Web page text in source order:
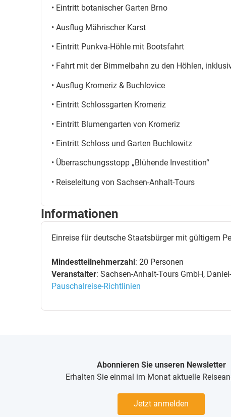
• Eintritt botanischer Garten Brno
• Ausflug Mährischer Karst
• Eintritt Punkva-Höhle mit Bootsfahrt
• Fahrt mit der Bimmelbahn zu den Höhlen,
• Ausflug Kromeriz & Buchlovice
• Eintritt Schlossgarten Kromeriz
• Eintritt Blumengarten von Kromeriz
• Eintritt Schloss und Garten Buchlowitz
• Überraschungsstopp „Blühende Investition“
• Reiseleitung von Sachsen-Anhalt-Tours
Informationen
Einreise für deutsche Staatsbürger mit gültigem
Mindestteilnehmerzahl : 20 Personen
Veranstalter: Sachsen-Anhalt-Tours GmbH,
Pauschalreise-Richtlinien
Abonnieren Sie unseren Newsletter
Erhalten Sie einmal im Monat aktuelle
Jetzt anmelden